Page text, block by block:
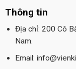
Thông tin
Địa chỉ: 200 Cô
Nam.
Email: